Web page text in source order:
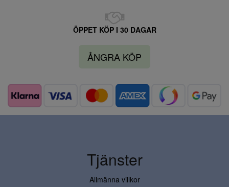
ÖPPET KÖP I 30 DAGAR
ÅNGRA KÖP
Tjänster
Allmänna villkor